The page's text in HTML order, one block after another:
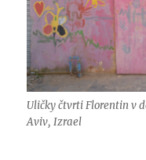
Uličky čtvrti Florentin v
Aviv, Izrael